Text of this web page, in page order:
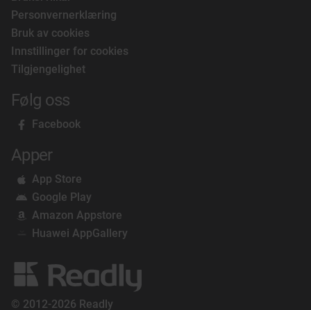
Personvernerklæring
Bruk av cookies
Innstillinger for cookies
Tilgjengelighet
Følg oss
Facebook
Apper
App Store
Google Play
Amazon Appstore
Huawei AppGallery
© 2012-2026 Readly